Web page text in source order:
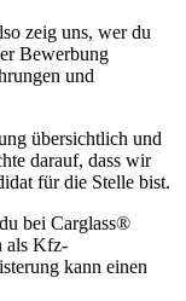
zeig uns, wer du
Bewerbung
und
übersichtlich und
darauf, dass wir
für die Stelle bist.
bei Carglass®
als Kfz-
kann einen